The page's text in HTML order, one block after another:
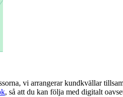
vi arrangerar kundkvällar
, så att du kan följa med digitalt